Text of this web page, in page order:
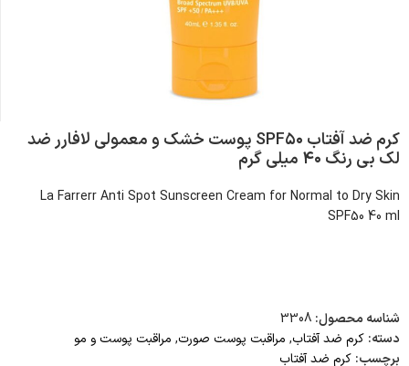
کرم ضد آفتاب SPF۵۰ پوست خشک و معمولی لافارر ضد
لک بی رنگ ۴۰ میلی گرم
La Farrerr Anti Spot Sunscreen Cream for Normal to Dry Skin
SPF50 40 ml
شناسه محصول: 3308
دسته: کرم ضد آفتاب, مراقبت پوست صورت, مراقبت پوست و مو
برچسب: کرم ضد آفتاب